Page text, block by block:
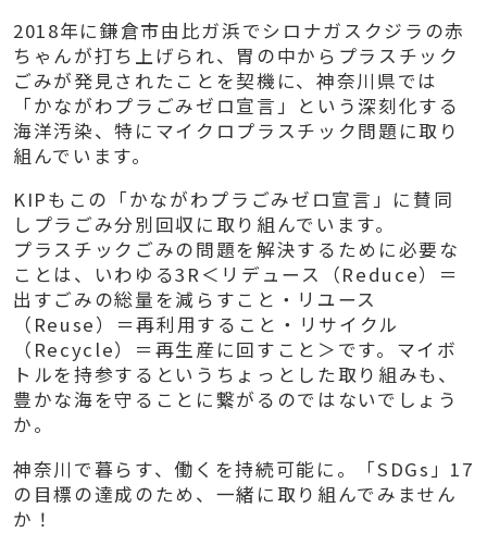
2018年に鎌倉市由比ガ浜でシロナガスクジラの赤
ちゃんが打ち上げられ、胃の中からプラスチック
ごみが発見されたことを契機に、神奈川県では
「かながわプラごみゼロ宣言」という深刻化する
海洋汚染、特にマイクロプラスチック問題に取り
組んでいます。
KIPもこの「かながわプラごみゼロ宣言」に賛同
しプラごみ分別回収に取り組んでいます。
プラスチックごみの問題を解決するために必要な
ことは、いわゆる3R＜リデュース（Reduce）＝
出すごみの総量を減らすこと・リユース
（Reuse）＝再利用すること・リサイクル
（Recycle）＝再生産に回すこと＞です。マイボ
トルを持参するというちょっとした取り組みも、
豊かな海を守ることに繋がるのではないでしょう
か。
神奈川で暮らす、働くを持続可能に。「SDGs」17
の目標の達成のため、一緒に取り組んでみません
か！